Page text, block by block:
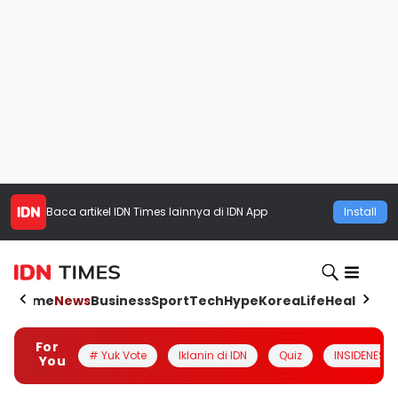
Baca artikel IDN Times lainnya di IDN App Install
HomeNewsBusinessSportTechHypeKoreaLifeHealth
For
You
# Yuk Vote Iklanin di IDN Quiz INSIDENESIA